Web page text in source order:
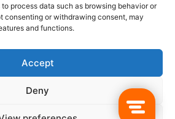
process data such as browsing behavior or
consenting or withdrawing consent, may
and functions.
Accept
Deny
los derechos reservados @Crucerum |